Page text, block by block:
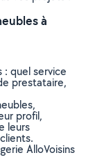
à
: quel service
prestataire,
profil,
leurs
AlloVoisins